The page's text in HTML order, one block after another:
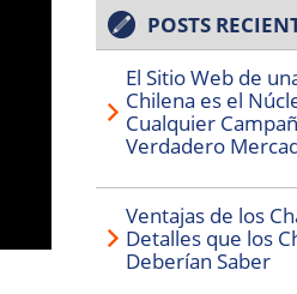
POSTS
El Sitio Web de
Chilena es el
Cualquier
Verdadero
Ventajas de los
Detalles que los
Deberían Saber